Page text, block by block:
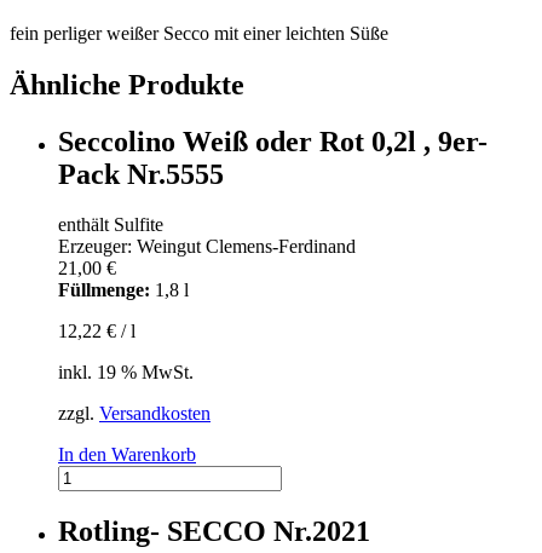
fein perliger weißer Secco mit einer leichten Süße
Ähnliche Produkte
Seccolino Weiß oder Rot 0,2l , 9er-
Pack Nr.5555
enthält Sulfite
Erzeuger: Weingut Clemens-Ferdinand
21,00 €
Füllmenge: 1,8 l
12,22 € /l
inkl. 19 % MwSt.
zzgl. Versandkosten
In den Warenkorb
Seccolino
Weiß
oder
Rot
Rotling- SECCO Nr.2021